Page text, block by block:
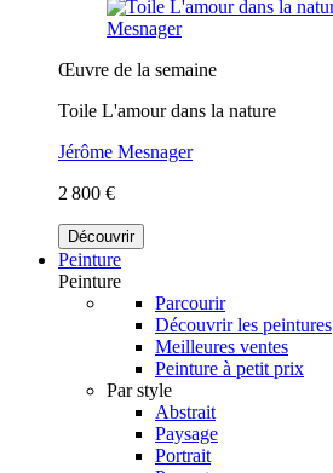
Œuvre de la semaine
Toile L'amour dans la nature
Jérôme Mesnager
2 800 €
Découvrir
Peinture
Peinture
Parcourir
Découvrir les peintures
Meilleures ventes
Peinture à petit prix
Par style
Abstrait
Paysage
Portrait